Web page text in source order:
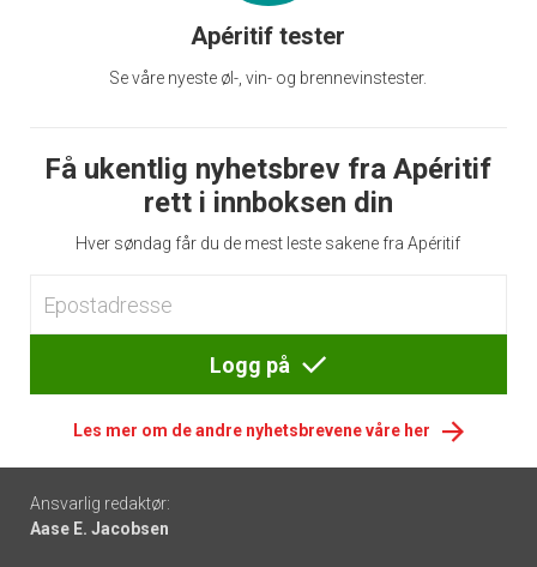
Apéritif tester
Se våre nyeste øl-, vin- og brennevinstester.
Få ukentlig nyhetsbrev fra Apéritif
rett i innboksen din
Hver søndag får du de mest leste sakene fra Apéritif
Logg på
Les mer om de andre nyhetsbrevene våre her
Footer
-
Ansvarlig redaktør:
Aase E. Jacobsen